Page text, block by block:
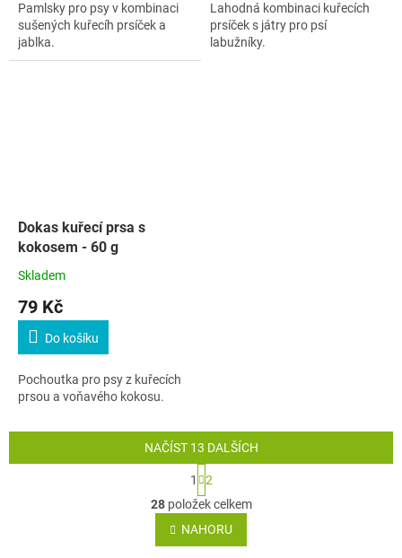
Pamlsky pro psy v kombinaci
sušených kuřecíh prsíček a
jablka.
Lahodná kombinaci kuřecích
prsíček s játry pro psí
labužníky.
Dokas kuřecí prsa s
kokosem - 60 g
Skladem
79 Kč
Do košíku
Pochoutka pro psy z kuřecích
prsou a voňavého kokosu.
O
v
l
á
NAČÍST 13 DALŠÍCH
t
r
á
n
k
1
2
28položek celkem
NAHORU